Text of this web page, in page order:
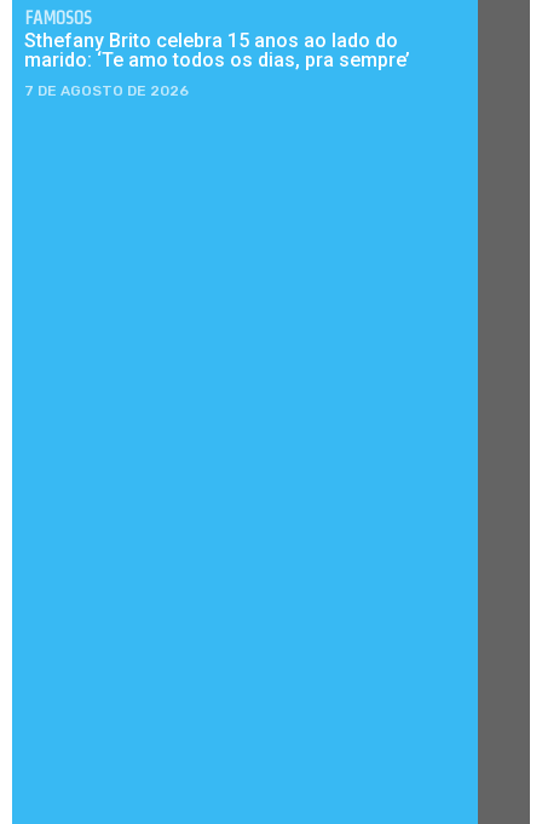
FAMOSOS
Sthefany Brito celebra 15 anos ao lado do
marido: ‘Te amo todos os dias, pra sempre’
7 DE AGOSTO DE 2026